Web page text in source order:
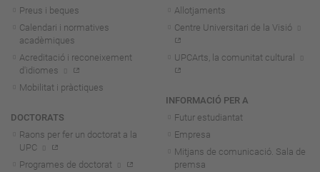
Preus i beques
Calendari i normatives
acadèmiques
Acreditació i reconeixement
d'idiomes
Mobilitat i pràctiques
DOCTORATS
Raons per fer un doctorat a la
UPC
Programes de doctorat
Allotjaments
Centre Universitari de la Visió
UPCArts, la comunitat cultural
INFORMACIÓ PER A
Futur estudiantat
Empresa
Mitjans de comunicació. Sala de
premsa